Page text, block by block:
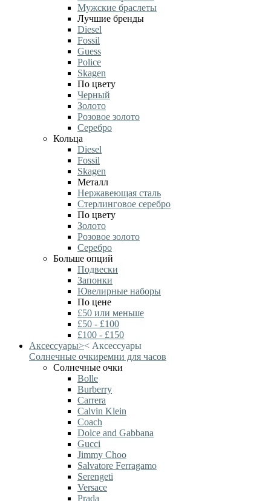
Мужские браслеты
Лучшие бренды
Diesel
Fossil
Guess
Police
Skagen
По цвету
Черный
Золото
Розовое золото
Серебро
Кольца
Diesel
Fossil
Skagen
Металл
Нержавеющая сталь
Стерлинговое серебро
По цвету
Золото
Розовое золото
Серебро
Больше опций
Подвески
Запонки
Ювелирные наборы
По цене
£50 или меньше
£50 - £100
£100 - £150
Аксессуары>< Аксессуары
Солнечные очкиремни для часов
Солнечные очки
Bolle
Burberry
Carrera
Calvin Klein
Coach
Dolce and Gabbana
Gucci
Jimmy Choo
Salvatore Ferragamo
Serengeti
Versace
Prada